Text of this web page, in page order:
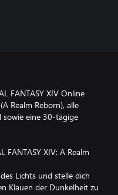
FANTASY XIV Online
Realm Reborn), alle
sowie eine 30-tägige
FANTASY XIV: A Realm
Lichts und stelle dich
Klauen der Dunkelheit zu